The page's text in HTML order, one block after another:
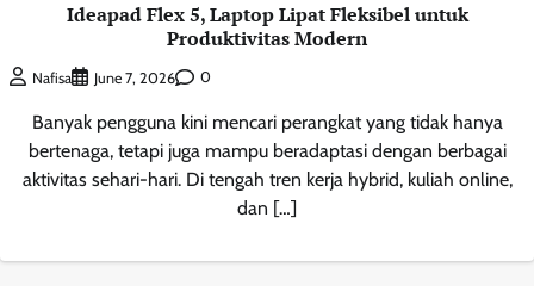
Ideapad Flex 5, Laptop Lipat Fleksibel untuk
Produktivitas Modern
Nafisa June 7, 2026 0
Banyak pengguna kini mencari perangkat yang tidak hanya
bertenaga, tetapi juga mampu beradaptasi dengan berbagai
aktivitas sehari-hari. Di tengah tren kerja hybrid, kuliah online,
dan […]